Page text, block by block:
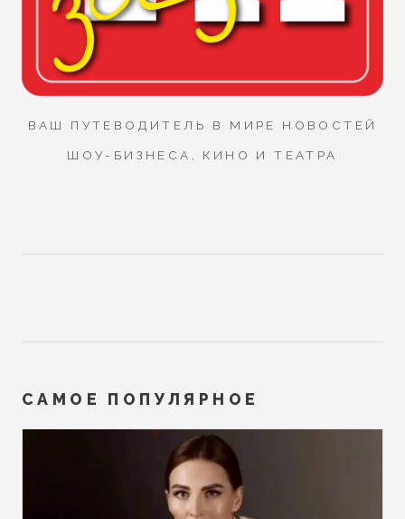
ВАШ ПУТЕВОДИТЕЛЬ В МИРЕ НОВОСТЕЙ
ШОУ-БИЗНЕСА, КИНО И ТЕАТРА
САМОЕ ПОПУЛЯРНОЕ